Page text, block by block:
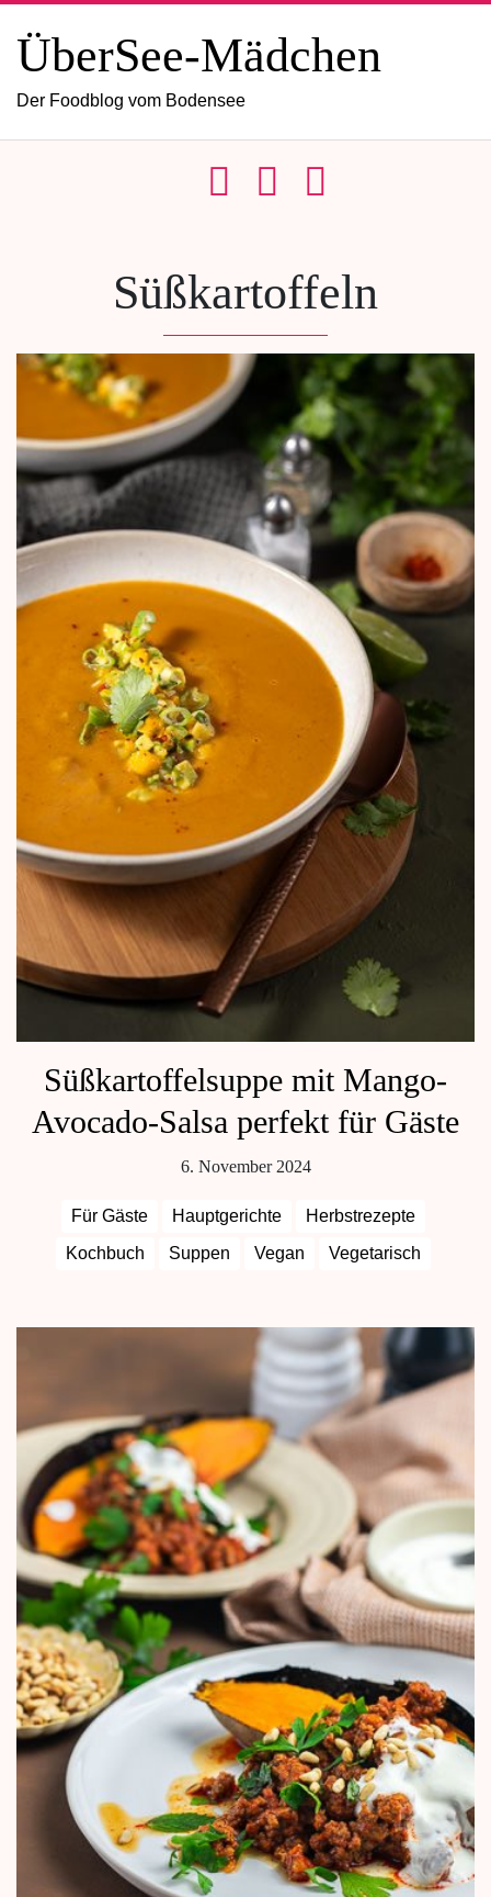
ÜberSee-Mädchen
Der Foodblog vom Bodensee
Süßkartoffeln
Süßkartoffelsuppe mit Mango-
Avocado-Salsa perfekt für Gäste
6. November 2024
Für Gäste Hauptgerichte
Herbstrezepte
Kochbuch
Suppen Vegan Vegetarisch